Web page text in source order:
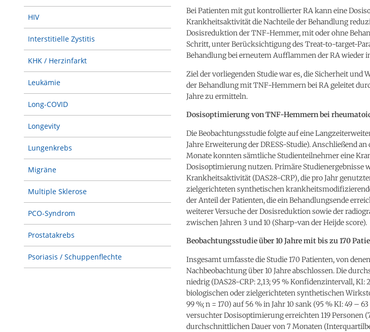
HIV
Interstitielle Zystitis
KHK / Herzinfarkt
Leukämie
Long-COVID
Longevity
Lungenkrebs
Migräne
Multiple Sklerose
PCO-Syndrom
Prostatakrebs
Psoriasis / Schuppenflechte
Bei Patienten mit gut kontrollierter RA kann eine
Krankheitsaktivität die Nachteile der Behandlung
Dosisreduktion der TNF-Hemmer, mit oder ohne
Schritt, unter Berücksichtigung des Treat-to-target-
Behandlung bei erneutem Aufflammen der RA wieder
Ziel der vorliegenden Studie war es, die Sicherheit
der Behandlung mit TNF-Hemmern bei RA geleitet
Jahre zu ermitteln.
Dosisoptimierung von TNF-Hemmern bei
Die Beobachtungsstudie folgte auf eine
Jahre Erweiterung der DRESS-Studie). Anschließend
Monate konnten sämtliche Studienteilnehmer eine
Dosisoptimierung nutzen. Primäre Studienergebnisse
Krankheitsaktivität (DAS28-CRP), die pro Jahr
zielgerichteten synthetischen
der Anteil der Patienten, die ein Behandlungsende
weiterer Versuche der Dosisreduktion sowie der
zwischen Jahren 3 und 10 (Sharp-van der Heijde score).
Beobachtungsstudie über 10 Jahre mit bis zu 170
Insgesamt umfasste die Studie 170 Patienten, von
Nachbeobachtung über 10 Jahre abschlossen. Die
niedrig (DAS28-CRP: 2,13; 95 % Konfidenzintervall, KI:
biologischen oder zielgerichteten synthetischen
99 %; n = 170) auf 56 % in Jahr 10 sank (95 % KI: 49 –
versuchter Dosisoptimierung erreichten 119 Personen
durchschnittlichen Dauer von 7 Monaten